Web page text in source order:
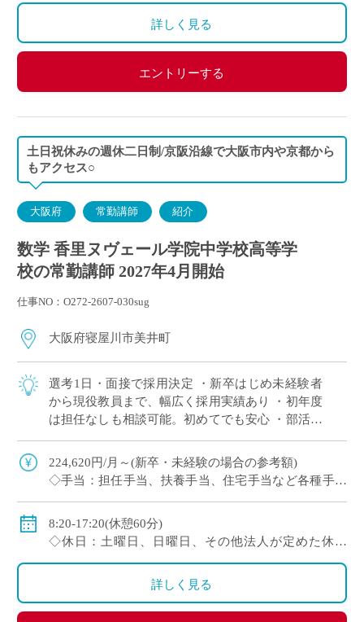
詳しく見る
エントリーする
土日祝休みの週休二日制/京阪沿線で大阪市内や京都から
もアクセス○
大阪府 常勤講師 紹介
数学 香里ヌヴェール学院中学校高等学
校の常勤講師 2027年4月開始
仕事NO：O272-2607-030sug
大阪府寝屋川市美井町
選考1日・面接で採用決定 ・新卒はじめ未経験者
から現役教員まで、幅広く採用実績あり ・初年度
は担任なしも相談可能。初めてでも安心 ・部活は
動部系)など負担軽減 ・将来的に専任 […]
224,620円/月～(新卒・未経験の場合の参考額)
◇手当：担任手当、扶養手当、住宅手当など各種手当
◇保険：私学共済、雇用保険、労災保険
8:20-17:20(休憩60分)
◇休日：土曜日、日曜日、その他法人が定めた休日
・イベント等で休日出勤した場合は振替休日あり
詳しく見る